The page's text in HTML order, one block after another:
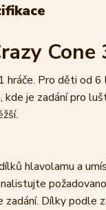
hráče. Pro děti od 6
kde je zadání pro
hlavolamu a
Dílky podle